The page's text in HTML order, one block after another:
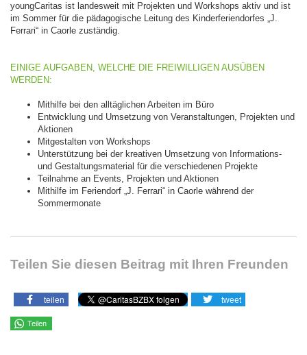
youngCaritas ist landesweit mit Projekten und Workshops aktiv und ist
im Sommer für die pädagogische Leitung des Kinderferiendorfes „J.
Ferrari“ in Caorle zuständig.
EINIGE AUFGABEN, WELCHE DIE FREIWILLIGEN AUSÜBEN
WERDEN:
Mithilfe bei den alltäglichen Arbeiten im Büro
Entwicklung und Umsetzung von Veranstaltungen, Projekten und
Aktionen
Mitgestalten von Workshops
Unterstützung bei der kreativen Umsetzung von Informations-
und Gestaltungsmaterial für die verschiedenen Projekte
Teilnahme an Events, Projekten und Aktionen
Mithilfe im Feriendorf „J. Ferrari“ in Caorle während der
Sommermonate
Teilen Sie diesen Beitrag mit Ihren Freunden
teilen tweet
Teilen